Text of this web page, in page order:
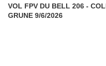
VOL FPV DU BELL 206 -
GRUNE 9/6/2026